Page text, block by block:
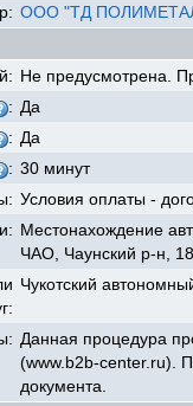
ООО "ТД
Не предусмотрена.
: Да
: Да
: 30 минут
Условия оплаты -
Местонахождение
ЧАО, Чаунский р-н,
Чукотский
Данная процедура
(www.b2b-center.ru).
документа.